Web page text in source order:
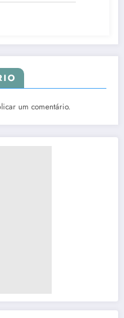
um comentário.